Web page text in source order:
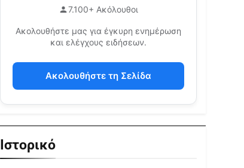
7.100+ Ακόλουθοι
Ακολουθήστε μας για έγκυρη ενημέρωση
και ελέγχους ειδήσεων.
Ακολουθήστε τη Σελίδα
Ιστορικό